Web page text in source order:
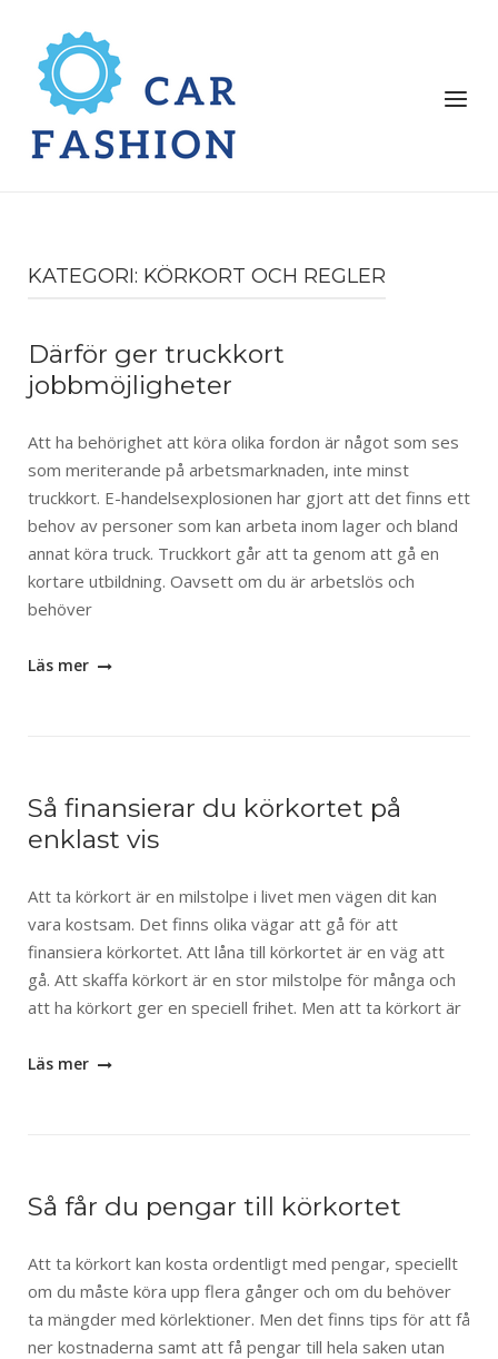
KATEGORI: KÖRKORT OCH REGLER
Därför ger truckkort
jobbmöjligheter
Att ha behörighet att köra olika fordon är något som ses
som meriterande på arbetsmarknaden, inte minst
truckkort. E-handelsexplosionen har gjort att det finns ett
behov av personer som kan arbeta inom lager och bland
annat köra truck. Truckkort går att ta genom att gå en
kortare utbildning. Oavsett om du är arbetslös och
behöver
Läs mer
Så finansierar du körkortet på
enklast vis
Att ta körkort är en milstolpe i livet men vägen dit kan
vara kostsam. Det finns olika vägar att gå för att
finansiera körkortet. Att låna till körkortet är en väg att
gå. Att skaffa körkort är en stor milstolpe för många och
att ha körkort ger en speciell frihet. Men att ta körkort är
Läs mer
Så får du pengar till körkortet
Att ta körkort kan kosta ordentligt med pengar, speciellt
om du måste köra upp flera gånger och om du behöver
ta mängder med körlektioner. Men det finns tips för att få
ner kostnaderna samt att få pengar till hela saken utan